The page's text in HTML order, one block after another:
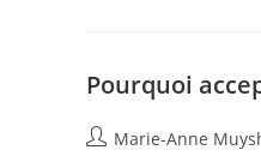
Pourquoi
Marie-Anne